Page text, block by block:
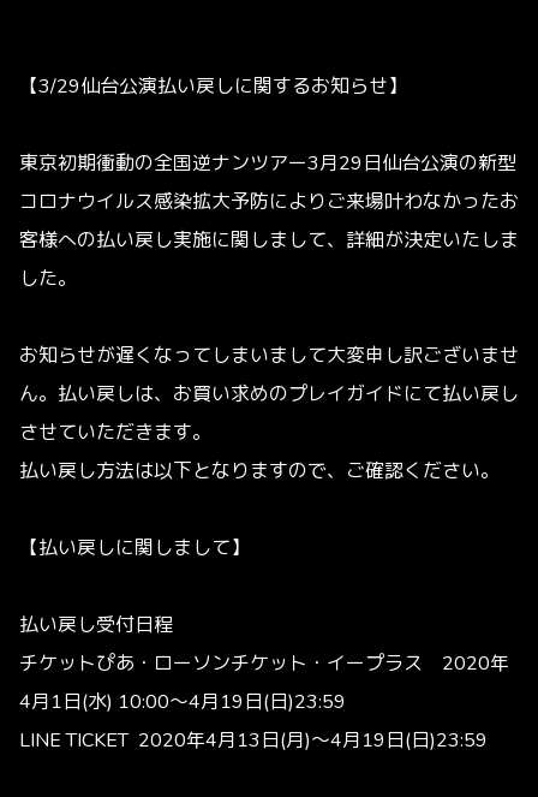
【3/29仙台公演払い戻しに関するお知らせ】
東京初期衝動の全国逆ナンツアー3月29日仙台公演の新型
コロナウイルス感染拡大予防によりご来場叶わなかったお
客様への払い戻し実施に関しまして、詳細が決定いたしま
した。
お知らせが遅くなってしまいまして大変申し訳ございませ
ん。払い戻しは、お買い求めのプレイガイドにて払い戻し
させていただきます。
払い戻し方法は以下となりますので、ご確認ください。
【払い戻しに関しまして】
払い戻し受付日程
チケットぴあ・ローソンチケット・イープラス 2020年
4月1日(水) 10:00～4月19日(日)23:59
LINE TICKET 2020年4月13日(月)～4月19日(日)23:59